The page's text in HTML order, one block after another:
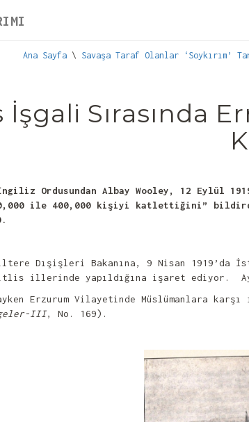
Ana Sayfa \ Savaşa Taraf Olanlar ‘Soykırım’
İşgali Sırasında
İngiliz Ordusundan Albay Wooley, 12 Eylül
ile 400,000 kişiyi katlettiğini”
Dışişleri Bakanına, 9 Nisan 1919’da
illerinde yapıldığına işaret ediyor.
Erzurum Vilayetinde Müslümanlara
III, No. 169).